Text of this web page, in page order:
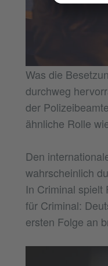
Was die
durchweg
der
ähnliche Rolle
Den
wahrscheinlich
In Criminal spielt
für Criminal:
ersten Folge an